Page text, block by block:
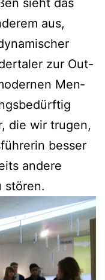
sieht das
aus,
zur Out-
Men­
die wir tru­gen,
bes­ser
ande­re
stören.